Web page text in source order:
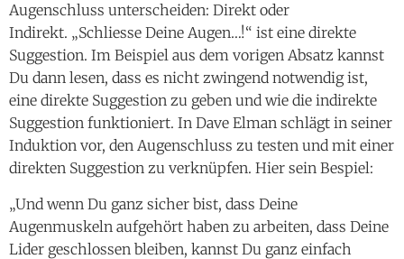
Augenschluss unterscheiden: Direkt oder
Indirekt. „Schliesse Deine Augen…!“ ist eine direkte
Suggestion. Im Beispiel aus dem vorigen Absatz kannst
Du dann lesen, dass es nicht zwingend notwendig ist,
eine direkte Suggestion zu geben und wie die indirekte
Suggestion funktioniert. In Dave Elman schlägt in seiner
Induktion vor, den Augenschluss zu testen und mit einer
direkten Suggestion zu verknüpfen. Hier sein Bespiel:
„Und wenn Du ganz sicher bist, dass Deine
Augenmuskeln aufgehört haben zu arbeiten, dass Deine
Lider geschlossen bleiben, kannst Du ganz einfach